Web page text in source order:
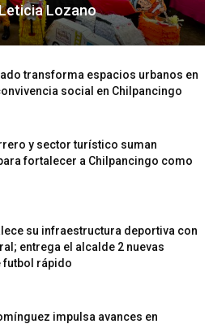
Lozano
transforma espacios urbanos en
social en Chilpancingo
y sector turístico suman
fortalecer a Chilpancingo como
su infraestructura deportiva con
entrega el alcalde 2 nuevas
futbol rápido
impulsa avances en